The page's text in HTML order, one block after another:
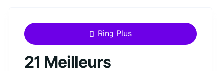
21 Meilleurs
Ring Plus